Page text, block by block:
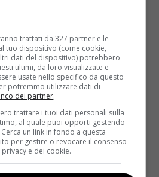
lo sviluppo neuropsichico e
mentre da adulti è
cardiovascolare, il
lipidico e glucidico.Nelle donne
altre funzioni fondamentali
della pelle, la
e la crescita dei
trattati da 327 partner e le
tuo dispositivo (come cookie,
dati del dispositivo) potrebbero
ultimi, da loro visualizzate e
usate nello specifico da questo
potremmo utilizzare dati di
dei partner.
trattare i tuoi dati personali sulla
al quale puoi opporti gestendo
un link in fondo a questa
per gestire o revocare il consenso
e dei cookie.